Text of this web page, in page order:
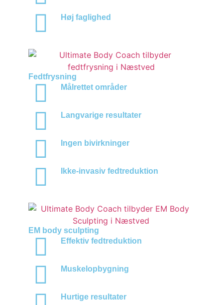
Høj faglighed
Fedtfrysning
Målrettet områder
Langvarige resultater
Ingen bivirkninger
Ikke-invasiv fedtreduktion
EM body sculpting
Effektiv fedtreduktion
Muskelopbygning
Hurtige resultater